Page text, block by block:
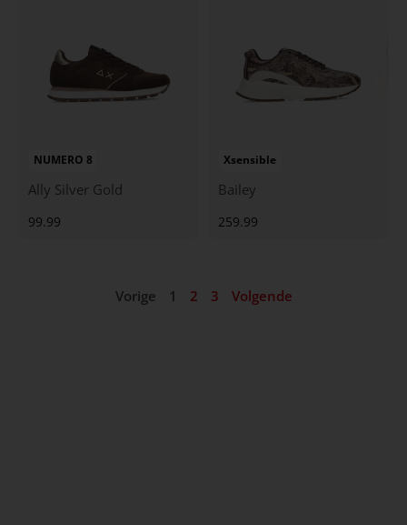
NUMERO 8
Ally Silver Gold
99.99
Xsensible
Bailey
259.99
Vorige 1 2 3 Volgende